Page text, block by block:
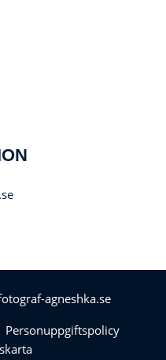
agneshka.se
Personuppgiftspolicy